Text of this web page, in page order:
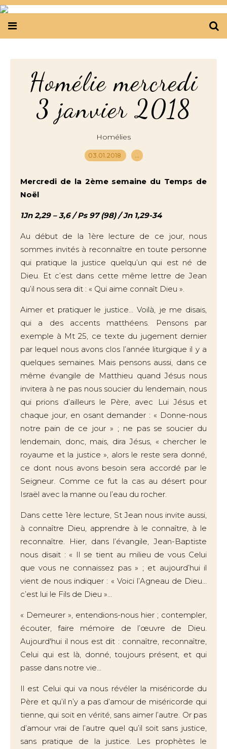
Homélie mercredi
3 janvier 2018
Homélies
03.01.2018 …
Mercredi de la 2ème semaine du Temps de
Noël
1Jn 2,29 – 3,6 / Ps 97 (98) / Jn 1,29-34
Au début de la 1ère lecture de ce jour, nous
sommes invités à reconnaître en toute personne
qui pratique la justice quelqu’un qui est né de
Dieu. Et c’est dans cette même lettre de Jean
qu’il nous sera dit : « Qui aime connaît Dieu ».
Aimer et pratiquer le justice… Voilà, je me disais,
qui a des accents matthéens. Pensons par
exemple à Mt 25, ce texte du jugement dernier
par lequel nous avons clos l’année liturgique il y a
quelques semaines. Mais pensons aussi, dans ce
même évangile de Matthieu quand Jésus nous
invitera à ne pas nous soucier du lendemain, nous
qui prions d’ailleurs le Père, avec Lui Jésus et
chaque jour, en osant demander : « Donne-nous
notre pain de ce jour » ; ne pas se soucier du
lendemain, donc, mais, dira Jésus, « chercher le
royaume et la justice », alors le reste sera donné,
ce dont nous avons besoin sera accordé par le
Seigneur. Comme ce fut la cas au désert pour
Israël avec la manne ou l’eau du rocher.
Dans cette 1ère lecture, St Jean nous invite aussi,
à connaître Dieu, apprendre à le connaître, à le
reconnaître. Hier, dans l’évangile, Jean-Baptiste
nous disait : « Il se tient au milieu de vous Celui
que vous ne connaissez pas » ; et aujourd’hui il
vient de nous indiquer : « Voici l’Agneau de Dieu…
c’est lui le Fils de Dieu »…
« Demeurer », entendions-nous hier ; contempler,
écouter, faire mémoire de l’œuvre de Dieu.
Aujourd'hui il nous est dit : connaître, reconnaître,
Celui qui est là, donné, toujours présent, et qui
passe dans notre vie…
Il est Celui qui va nous révéler la miséricorde du
Père et qu’il n’y a pas d’amour de miséricorde qui
tienne, qui soit en vérité, sans aimer l’autre. Or pas
d’amour vrai de l’autre quel qu’il soit sans justice,
sans pratique de la justice. Les prophètes le